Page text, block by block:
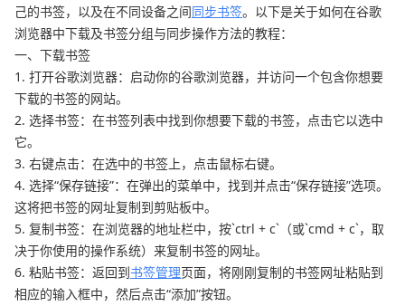
己的书签，以及在不同设备之间同步书签。以下是关于如何在谷歌
浏览器中下载及书签分组与同步操作方法的教程：
一、下载书签
1. 打开谷歌浏览器：启动你的谷歌浏览器，并访问一个包含你想要
下载的书签的网站。
2. 选择书签：在书签列表中找到你想要下载的书签，点击它以选中
它。
3. 右键点击：在选中的书签上，点击鼠标右键。
4. 选择“保存链接”：在弹出的菜单中，找到并点击“保存链接”选项。
这将把书签的网址复制到剪贴板中。
5. 复制书签：在浏览器的地址栏中，按`ctrl + c`（或`cmd + c`，取
决于你使用的操作系统）来复制书签的网址。
6. 粘贴书签：返回到书签管理页面，将刚刚复制的书签网址粘贴到
相应的输入框中，然后点击“添加”按钮。